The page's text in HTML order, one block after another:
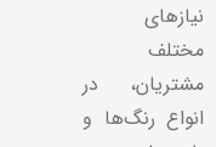
نیازهای
مختلف
مشتریان، در
انواع رنگ‌ها و